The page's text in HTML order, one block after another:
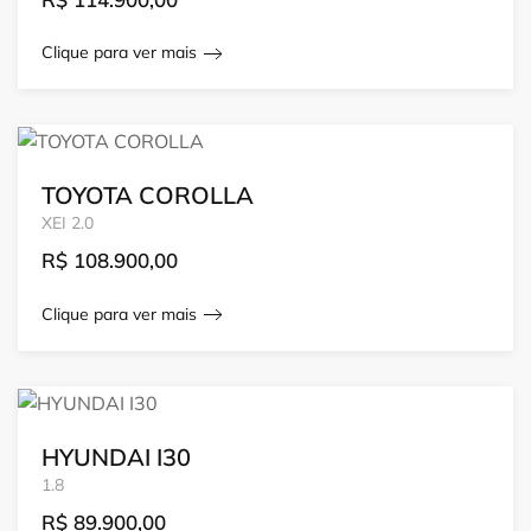
Clique para ver mais
TOYOTA COROLLA
XEI 2.0
R$ 108.900,00
Clique para ver mais
HYUNDAI I30
1.8
R$ 89.900,00